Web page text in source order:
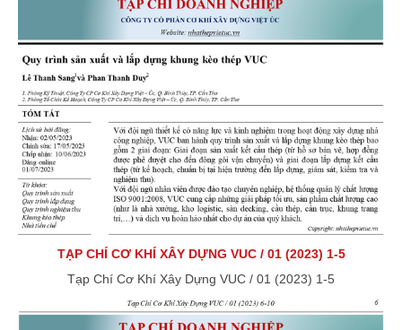
TẠP CHÍ CƠ KHÍ XÂY DỰNG VUC / 01 (2023) 1-5
Tạp Chí Cơ Khí Xây Dựng VUC / 01 (2023) 1-5